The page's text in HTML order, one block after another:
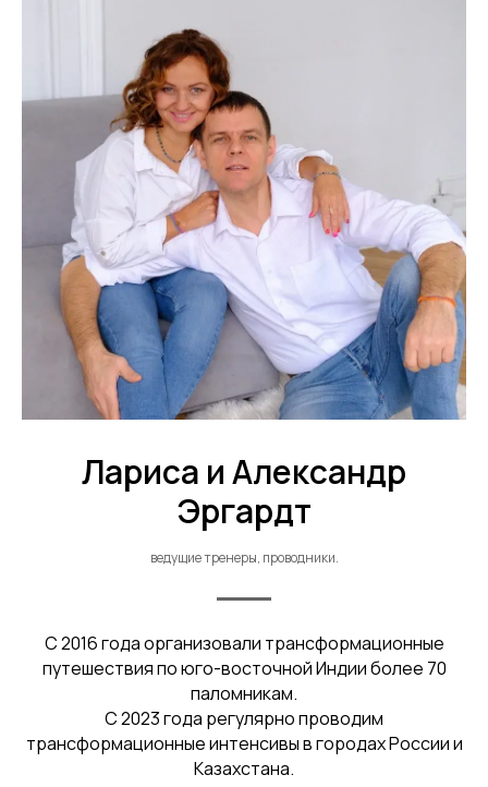
Лариса и Александр
Эргардт
ведущие тренеры, проводники.
С 2016 года организовали трансформационные
путешествия по юго-восточной Индии более 70
паломникам.
С 2023 года регулярно проводим
трансформационные интенсивы в городах России и
Казахстана.